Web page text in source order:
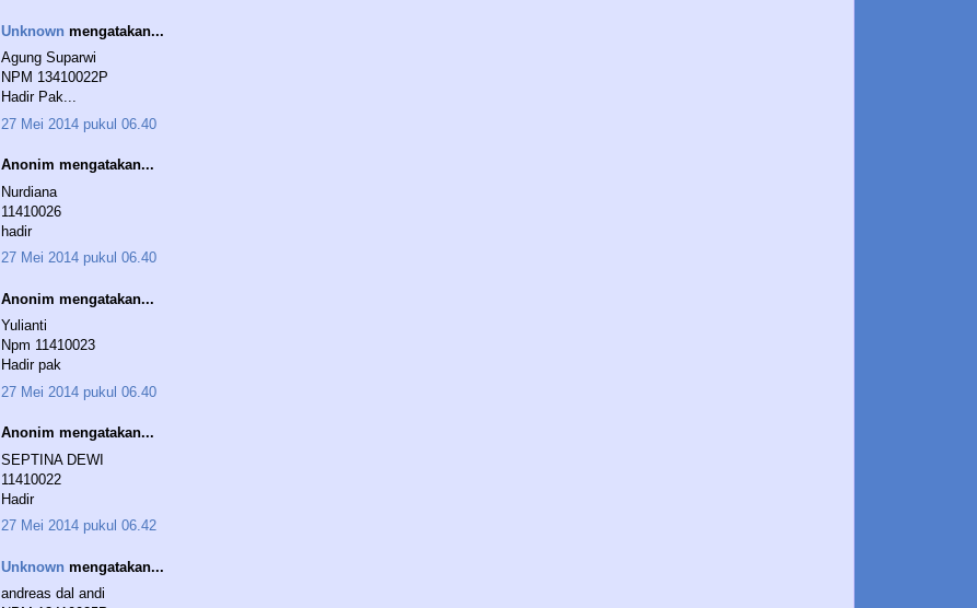
Unknown mengatakan...
Agung Suparwi
NPM 13410022P
Hadir Pak...
27 Mei 2014 pukul 06.40
Anonim mengatakan...
Nurdiana
11410026
hadir
27 Mei 2014 pukul 06.40
Anonim mengatakan...
Yulianti
Npm 11410023
Hadir pak
27 Mei 2014 pukul 06.40
Anonim mengatakan...
SEPTINA DEWI
11410022
Hadir
27 Mei 2014 pukul 06.42
Unknown mengatakan...
andreas dal andi